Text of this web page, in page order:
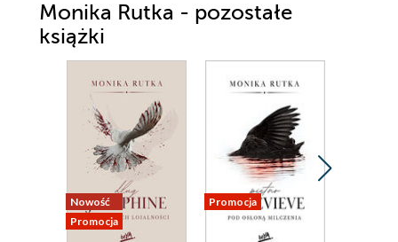
Monika Rutka - pozostałe
książki
Nowość
Promocja
Promocja